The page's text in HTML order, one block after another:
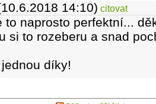
14:10) citovat
to naprosto perfektní...
si to rozeberu a snad
díky!